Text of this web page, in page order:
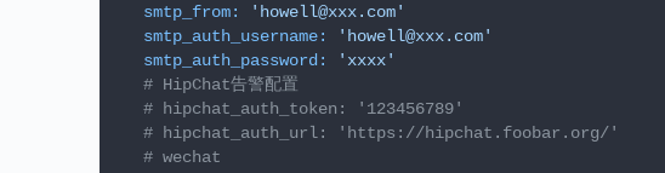
smtp_from:
'howell@xxx.com'
smtp_auth_username:
'howell@xxx.com'
smtp_auth_password:
'xxxx'
# HipChat告警配置
# hipchat_auth_token: '123456789'
# hipchat_auth_url: 'https://hipchat.foobar.org/'
# wechat